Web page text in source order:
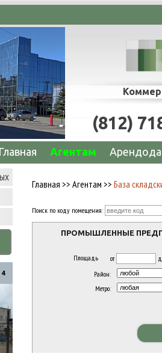
(812)
Главная Агентам
Главная >> Агентам >> База
Поиск по коду помещения:
ПРОМЫШЛЕННЫЕ
Площадь от
Район:
Метро: